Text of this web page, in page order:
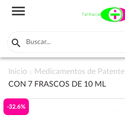
menu

Inicio Medicamentos de Patente
CON 7 FRASCOS DE 10 ML
-32.6%